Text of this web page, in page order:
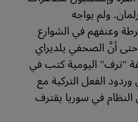
ولم يواجه
وعنفهم في الشوارع
أنَّ الصحفي يلديراي
"ترف" اليومية كتب في
وردود الفعل التركية مع
النظام في سوريا يقترف